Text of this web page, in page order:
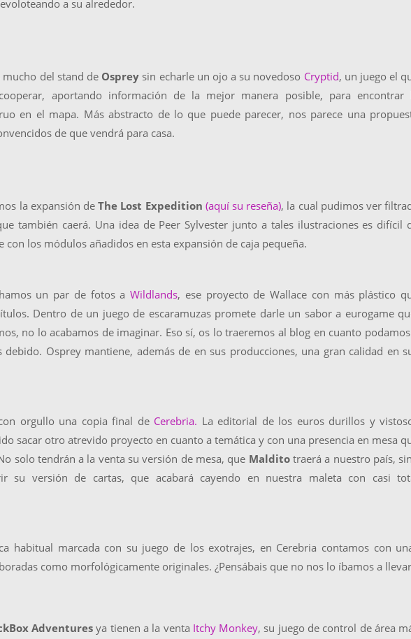
a su alrededor.
del stand de Osprey sin echarle un ojo a su novedoso Cryptid, un juego el
aportando información de la mejor manera posible, para encontrar
en el mapa. Más abstracto de lo que puede parecer, nos parece una
de que vendrá para casa.
la expansión deThe Lost Expedition (aquí su reseña), la cual pudimos ver
también caerá. Una idea de Peer Sylvester junto a tales ilustraciones es difícil
con los módulos añadidos en esta expansión de caja pequeña.
un par de fotos aWildlands, ese proyecto de Wallace con más plástico
Dentro de un juego de escaramuzas promete darle un sabor a eurogame
no lo acabamos de imaginar. Eso sí, os lo traeremos al blog en cuanto
Osprey mantiene, además de en sus producciones, una gran calidad en
orgullo una copia final deCerebria. La editorial de los euros durillos y
sacar otro atrevido proyecto en cuanto a temática y con una presencia en mesa
solo tendrán a la venta su versión de mesa, que Malditotraerá a nuestro país,
su versión de cartas, que acabará cayendo en nuestra maleta con casi
habitual marcada con su juego de los exotrajes, en Cerebria contamos con
como morfológicamente originales. ¿Pensábais que no nos lo íbamos a
Adventuresya tienen a la venta Itchy Monkey, su juego de control de área